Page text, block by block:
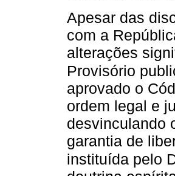
Apesar das
com a
alterações
Provisório
aprovado o
ordem legal e
desvinculando
garantia de
instituída pelo